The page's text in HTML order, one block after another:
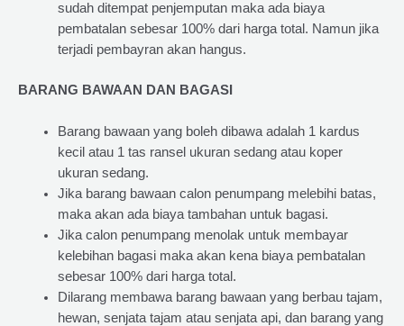
sudah ditempat penjemputan maka ada biaya
pembatalan sebesar 100% dari harga total. Namun jika
terjadi pembayran akan hangus.
BARANG BAWAAN DAN BAGASI
Barang bawaan yang boleh dibawa adalah 1 kardus
kecil atau 1 tas ransel ukuran sedang atau koper
ukuran sedang.
Jika barang bawaan calon penumpang melebihi batas,
maka akan ada biaya tambahan untuk bagasi.
Jika calon penumpang menolak untuk membayar
kelebihan bagasi maka akan kena biaya pembatalan
sebesar 100% dari harga total.
Dilarang membawa barang bawaan yang berbau tajam,
hewan, senjata tajam atau senjata api, dan barang yang